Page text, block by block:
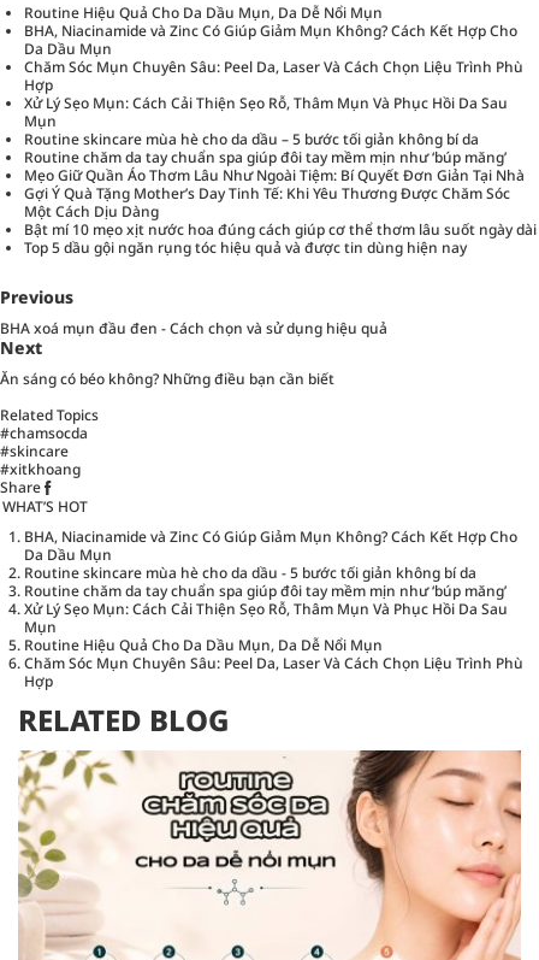
Routine Hiệu Quả Cho Da Dầu Mụn, Da Dễ Nổi Mụn
BHA, Niacinamide và Zinc Có Giúp Giảm Mụn Không? Cách Kết Hợp Cho
Da Dầu Mụn
Chăm Sóc Mụn Chuyên Sâu: Peel Da, Laser Và Cách Chọn Liệu Trình Phù
Hợp
Xử Lý Sẹo Mụn: Cách Cải Thiện Sẹo Rỗ, Thâm Mụn Và Phục Hồi Da Sau
Mụn
Routine skincare mùa hè cho da dầu – 5 bước tối giản không bí da
Routine chăm da tay chuẩn spa giúp đôi tay mềm mịn như ‘búp măng’
Mẹo Giữ Quần Áo Thơm Lâu Như Ngoài Tiệm: Bí Quyết Đơn Giản Tại Nhà
Gợi Ý Quà Tặng Mother’s Day Tinh Tế: Khi Yêu Thương Được Chăm Sóc
Một Cách Dịu Dàng
Bật mí 10 mẹo xịt nước hoa đúng cách giúp cơ thể thơm lâu suốt ngày dài
Top 5 dầu gội ngăn rụng tóc hiệu quả và được tin dùng hiện nay
Previous
BHA xoá mụn đầu đen - Cách chọn và sử dụng hiệu quả
Next
Ăn sáng có béo không? Những điều bạn cần biết
Related Topics
#chamsocda
#skincare
#xitkhoang
Share
WHAT’S HOT
BHA, Niacinamide và Zinc Có Giúp Giảm Mụn Không? Cách Kết Hợp Cho
Da Dầu Mụn
Routine skincare mùa hè cho da dầu - 5 bước tối giản không bí da
Routine chăm da tay chuẩn spa giúp đôi tay mềm mịn như ‘búp măng’
Xử Lý Sẹo Mụn: Cách Cải Thiện Sẹo Rỗ, Thâm Mụn Và Phục Hồi Da Sau
Mụn
Routine Hiệu Quả Cho Da Dầu Mụn, Da Dễ Nổi Mụn
Chăm Sóc Mụn Chuyên Sâu: Peel Da, Laser Và Cách Chọn Liệu Trình Phù
Hợp
RELATED BLOG